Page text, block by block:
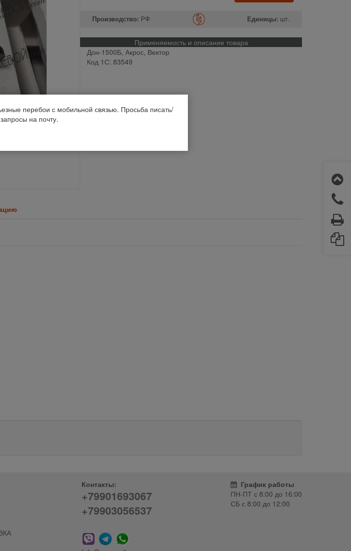
Производство: РФ Единицы: шт.
Применяемость и описание товара
Дон-1500Б, Акрос, Вектор
Код 1С: 83549
Контакты:
+79901693067
+79903056537
График работы
ПН-ПТ с8:00 до 16:00
СБ с8:00 до 12:00
перебои с мобильной связью. Просьба писать/
на почту.